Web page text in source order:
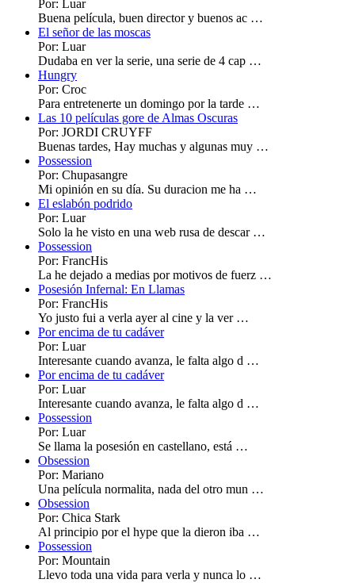
Por: Luar
Buena película, buen director y buenos ac …
El señor de las moscas
Por: Luar
Dudaba en ver la serie, una serie de 4 cap …
Hungry
Por: Croc
Para entretenerte un domingo por la tarde …
Las 10 películas gore de Almas Oscuras
Por: JORDI CRUYFF
Buenas tardes, Hay muchas y algunas muy …
Possession
Por: Chupasangre
Mi opinión en su día. Su duracion me ha …
El eslabón podrido
Por: Luar
Solo la he visto en una web rusa de descar …
Possession
Por: FrancHis
La he dejado a medias por motivos de fuerz …
Posesión Infernal: En Llamas
Por: FrancHis
Yo justo fui a verla ayer al cine y la ver …
Por encima de tu cadáver
Por: Luar
Interesante cuando avanza, le falta algo d …
Por encima de tu cadáver
Por: Luar
Interesante cuando avanza, le falta algo d …
Possession
Por: Luar
Se llama la posesión en castellano, está …
Obsession
Por: Mariano
Una película normalita, nada del otro mun …
Obsession
Por: Chica Stark
Al principio por el hype que la dieron iba …
Possession
Por: Mountain
Llevo toda una vida para verla y nunca lo …